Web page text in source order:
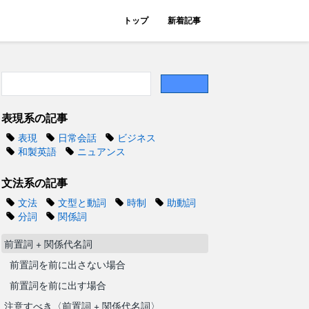
トップ 新着記事
表現系の記事
表現 日常会話
ビジネス
和製英語
ニュアンス
文法系の記事
文法 文型と動詞 時制
助動詞
分詞
関係詞
前置詞 + 関係代名詞
前置詞を前に出さない場合
前置詞を前に出す場合
注意すべき〈前置詞 + 関係代名詞〉